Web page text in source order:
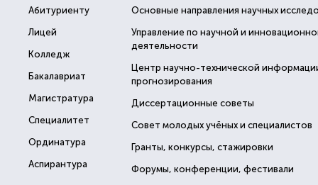
Абитуриенту
Лицей
Колледж
Бакалавриат
Магистратура
Специалитет
Ординатура
Аспирантура
Основные направления научных
Управление по научной и
деятельности
Центр научно-технической
прогнозирования
Диссертационные советы
Совет молодых учёных и специалистов
Гранты, конкурсы, стажировки
Форумы, конференции, фестивали